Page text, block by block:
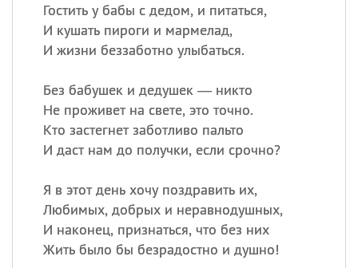
Гостить у бабы с дедом, и питаться,
И кушать пироги и мармелад,
И жизни беззаботно улыбаться.
Без бабушек и дедушек — никто
Не проживет на свете, это точно.
Кто застегнет заботливо пальто
И даст нам до получки, если срочно?
Я в этот день хочу поздравить их,
Любимых, добрых и неравнодушных,
И наконец, признаться, что без них
Жить было бы безрадостно и душно!